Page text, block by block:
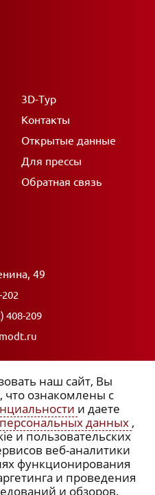
3D-Тур
Контакты
Открытые данные
Для прессы
Обратная связь
49
408-209
данных
наш сайт, Вы
что ознакомлены с
и даете
персональных данных ,
и пользовательских
веб-аналитики
функционирования
и проведения
и обзоров.